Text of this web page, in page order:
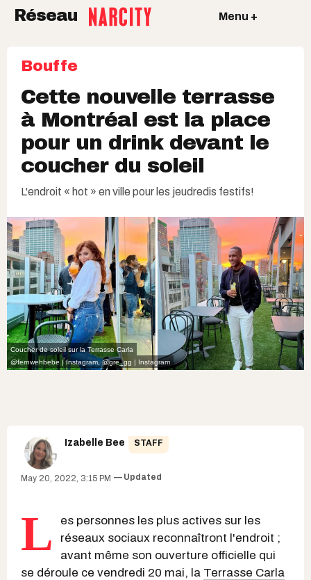
Réseau Menu +
Bouffe
Cette nouvelle terrasse
à Montréal est la place
pour un drink devant le
coucher du soleil
L'endroit « hot » en ville pour les jeudredis festifs!
Coucher de soleil sur la Terrasse Carla
@fernwehbebe | Instagram,@gre_gg | Instagram
Izabelle Bee STAFF
May 20, 2022, 3:15 PM Updated
L
es personnes les plus actives sur les
réseaux sociaux reconnaîtront l'endroit ;
avant même son ouverture officielle qui
se déroule ce vendredi 20 mai, la Terrasse Carla